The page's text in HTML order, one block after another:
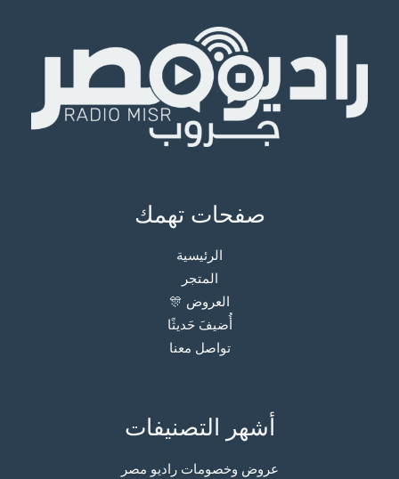
صفحات تهمك
الرئيسية
المتجر
العروض 🎊
أُضيفَ حَديثًا
تواصل معنا
أشهر التصنيفات
عروض وخصومات راديو مصر